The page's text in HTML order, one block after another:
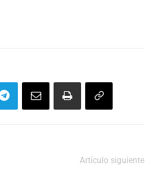
Artículo siguiente